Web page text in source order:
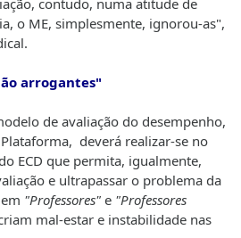
contudo, numa atitude de
o ME, simplesmente, ignorou-as",
arrogantes"
de avaliação do desempenho,
deverá realizar-se no
ECD que permita, igualmente,
e ultrapassar o problema da
"Professores" e "Professores
mal-estar e instabilidade nas